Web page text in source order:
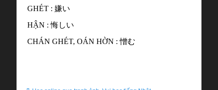
GHÉT : 嫌い
HẬN : 悔しい
CHÁN GHÉT, OÁN HỜN : 憎む